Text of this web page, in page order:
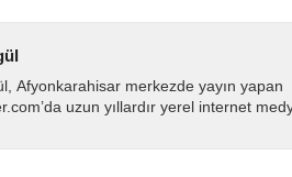
Afyonkarahisar merkezde yayın yapan
uzun yıllardır yerel internet